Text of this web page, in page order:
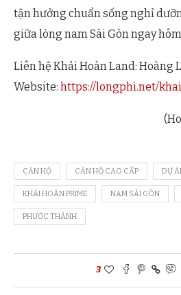
tận hưởng chuẩn sống nghỉ
giữa lòng nam Sài Gòn ngay
Liên hệ Khải Hoàn Land: Hoàng
Website: https://longphi.net/
CĂN HỘ CĂN HỘ CAO CẤP DỰ
KHẢI HOÀN PRIME NAM SÀI GÒN
PHƯỚC THÀNH
3